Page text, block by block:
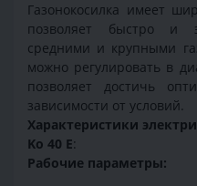
Газонокосилка имеет
позволяет быстро и
средними и крупными
можно регулировать в
позволяет достичь
зависимости от условий.
Характеристики
Ko 40 E:
Рабочие параметры: